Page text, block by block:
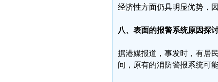
经济性方面仍具明显优势，
八、表面的报警系统原因探
据港媒报道，事发时，有居
间，原有的消防警报系统可